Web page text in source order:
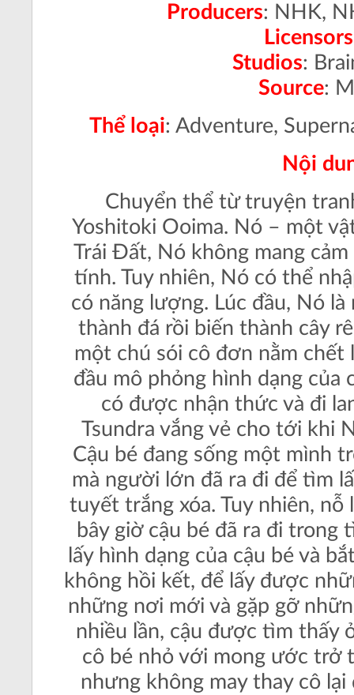
Producers: NHK,
Licensors
Studios:
Source:
Thể loại: Adventure,
Nội
Chuyển thể từ truyện
Yoshitoki Ooima. Nó – một
Trái Đất, Nó không mang
tính. Tuy nhiên, Nó có thể
có năng lượng. Lúc đầu, Nó
thành đá rồi biến thành cây
một chú sói cô đơn nằm
đầu mô phỏng hình dạng của
có được nhận thức và đi
Tsundra vắng vẻ cho tới khi
Cậu bé đang sống một mình
mà người lớn đã ra đi để tìm
tuyết trắng xóa. Tuy nhiên, nỗ
bây giờ cậu bé đã ra đi
lấy hình dạng của cậu bé và
không hồi kết, để lấy được
những nơi mới và gặp gỡ
nhiều lần, cậu được tìm thấy
cô bé nhỏ với mong ước trở
nhưng không may thay cô